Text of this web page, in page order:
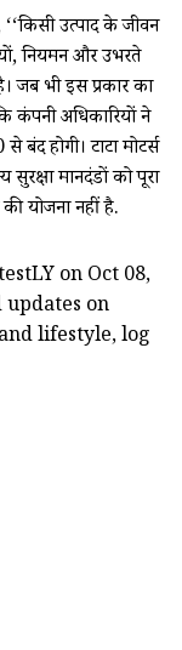
उत्पाद के जीवन
नियमन और उभरते
जब भी इस प्रकार का
कंपनी अधिकारियों ने
होगी। टाटा मोटर्स
मानदंडों को पूरा
योजना नहीं है.
on Oct 08,
updates on
lifestyle, log